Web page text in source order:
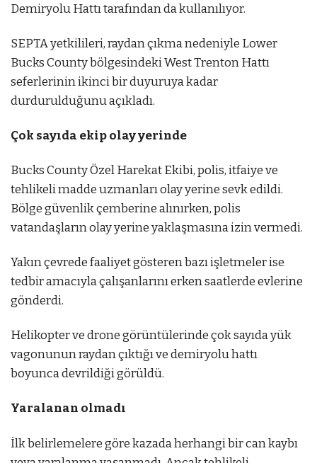
Demiryolu Hattı tarafından da kullanılıyor.
SEPTA yetkilileri, raydan çıkma nedeniyle Lower
Bucks County bölgesindeki West Trenton Hattı
seferlerinin ikinci bir duyuruya kadar
durdurulduğunu açıkladı.
Çok sayıda ekip olay yerinde
Bucks County Özel Harekat Ekibi, polis, itfaiye ve
tehlikeli madde uzmanları olay yerine sevk edildi.
Bölge güvenlik çemberine alınırken, polis
vatandaşların olay yerine yaklaşmasına izin vermedi.
Yakın çevrede faaliyet gösteren bazı işletmeler ise
tedbir amacıyla çalışanlarını erken saatlerde evlerine
gönderdi.
Helikopter ve drone görüntülerinde çok sayıda yük
vagonunun raydan çıktığı ve demiryolu hattı
boyunca devrildiği görüldü.
Yaralanan olmadı
İlk belirlemelere göre kazada herhangi bir can kaybı